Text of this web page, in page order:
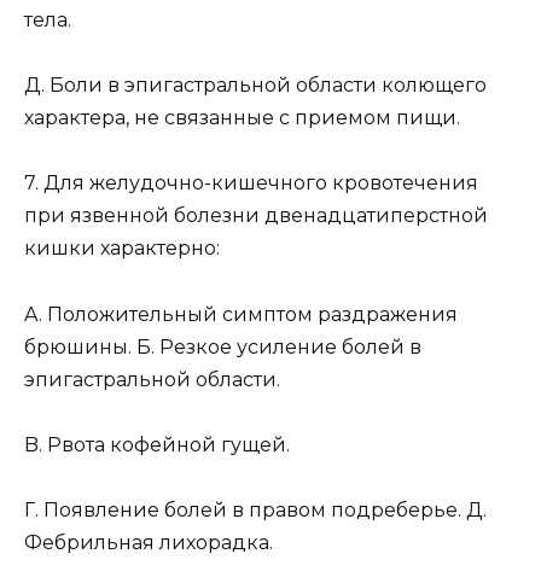
тела.
Д. Боли в эпигастральной области колющего
характера, не связанные с приемом пищи.
7. Для желудочно-кишечного кровотечения
при язвенной болезни двенадцатиперстной
кишки характерно:
A. Положительный симптом раздражения
брюшины. Б. Резкое усиление болей в
эпигастральной области.
B. Рвота кофейной гущей.
Г. Появление болей в правом подреберье. Д.
Фебрильная лихорадка.